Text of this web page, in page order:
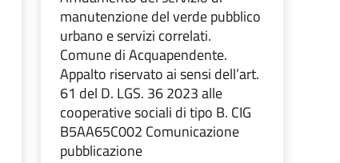
manutenzione del verde pubblico
urbano e servizi correlati.
Comune di Acquapendente.
Appalto riservato ai sensi dell’art.
61 del D. LGS. 36 2023 alle
cooperative sociali di tipo B. CIG
B5AA65C002 Comunicazione
pubblicazione